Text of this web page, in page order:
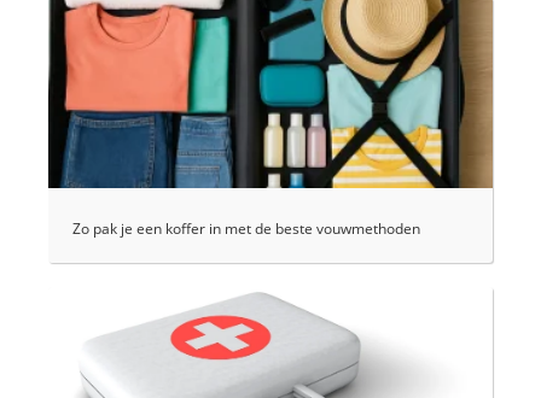
Zo pak je een koffer in met de beste vouwmethoden